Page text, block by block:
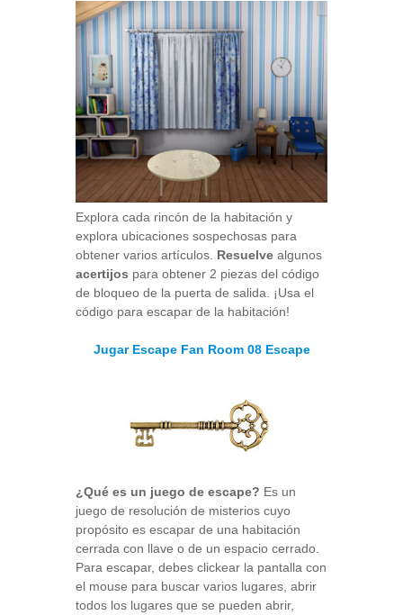
Explora cada rincón de la habitación y
explora ubicaciones sospechosas para
obtener varios artículos. Resuelve algunos
acertijos para obtener 2 piezas del código
de bloqueo de la puerta de salida. ¡Usa el
código para escapar de la habitación!
Jugar Escape Fan Room 08 Escape
¿Qué es un juego de escape? Es un
juego de resolución de misterios cuyo
propósito es escapar de una habitación
cerrada con llave o de un espacio cerrado.
Para escapar, debes clickear la pantalla con
el mouse para buscar varios lugares, abrir
todos los lugares que se pueden abrir,